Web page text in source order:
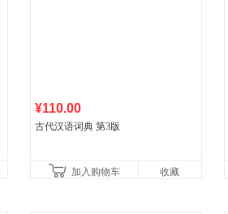
¥110.00
古代汉语词典 第3版
加入购物车 收藏